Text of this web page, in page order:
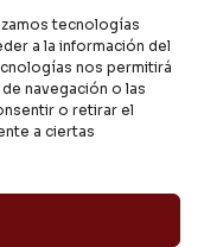
tecnologías
a la información del
nos permitirá
navegación o las
o retirar el
a ciertas